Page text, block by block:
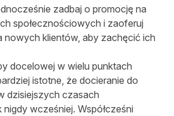
zadbaj o promocję na
społecznościowych i zaoferuj
nowych klientów, aby zachęcić ich
docelowej w wielu punktach
istotne, że docieranie do
dzisiejszych czasach
wcześniej. Współcześni